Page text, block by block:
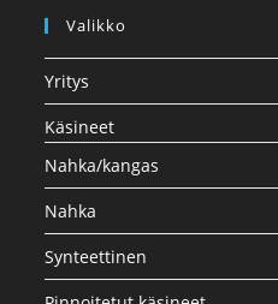
Valikko
Yritys
Käsineet
Nahka/kangas
Nahka
Synteettinen